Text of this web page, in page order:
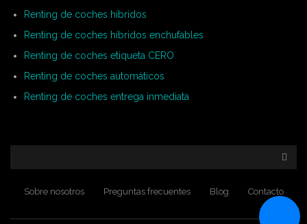
Renting de coches híbridos
Renting de coches híbridos enchufables
Renting de coches etiqueta CERO
Renting de coches automáticos
Renting de coches entrega inmediata
Sobre nosotros Preguntas frecuentes Blog Contacto